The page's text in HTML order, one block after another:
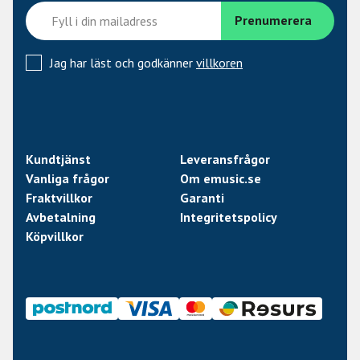
Varför välja mellan de två ultimata Cry Baby Wah
uttrycken när du kan få båda i en pedal. Skaffa dig Cry
Baby Custom Badass™ Dual-Inductor Wah och uttryck
dig med arvets och innovationens röst.
• Red Fasel Inductor's krispiga & frodiga harmonier
• Växla mellan lägen med "kickswitch" på sidan av
• Finjustera frekvensen på varje läge från ljus till mörk
• On/off status LED-lampor
Jag har läst och godkänner villkoren
Kundtjänst
Leveransfrågor
Vanliga frågor
Om emusic.se
Fraktvillkor
Garanti
Avbetalning
Integritetspolicy
Köpvillkor